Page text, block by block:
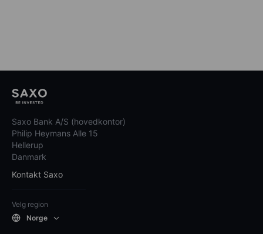
Saxo Bank A/S (hovedkontor)
Philip Heymans Alle 15
Hellerup
Danmark
Kontakt Saxo
Velg region
Norge